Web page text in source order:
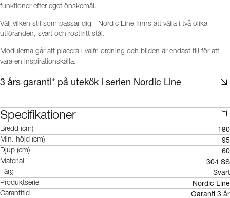
funktioner efter eget önskemål.
Välj vilken stil som passar dig - Nordic Line finns att välja i två olika
utföranden, svart och rostfritt stål.
Modulerna går att placera i valfri ordning och bilden är endast till för att
vara en inspirationskälla.
3 års garanti* på utekök i serien Nordic Line
Specifikationer
Bredd (cm) 180
Min. höjd (cm) 95
Djup (cm) 60
Material 304 SS
Färg Svart
Produktserie Nordic Line
Garantitid Garanti 3 år